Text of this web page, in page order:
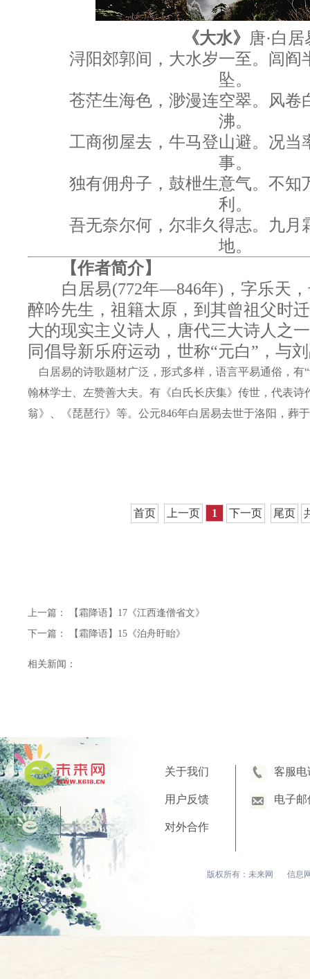
《大水》 唐·白居
浔阳郊郭间，大水岁一至。闾阎
坠。
苍茫生海色，渺漫连空翠。风卷
沸。
工商彻屋去，牛马登山避。况当
事。
独有佣舟子，鼓枻生意气。不知
利。
吾无奈尔何，尔非久得志。九月
地。
【作者简介】
白居易(772年—846年)，字乐天，
醉吟先生，祖籍太原，到其曾祖父时
大的现实主义诗人，唐代三大诗人之
同倡导新乐府运动，世称“元白”，与
白居易的诗歌题材广泛，形式多样，语言平易通俗，有
翰林学士、左赞善大夫。有《白氏长庆集》传世，代表诗
翁》、《琵琶行》等。公元846年白居易去世于洛阳，葬
首页 上一页 1 下一页 尾页
上一篇：
【霜降语】17《江西逢僧省文》
下一篇：
【霜降语】15《泊舟盱眙》
相关新闻：
关于我们
用户反馈
对外合作
客服电
电子邮
版权所有：未来网 信息